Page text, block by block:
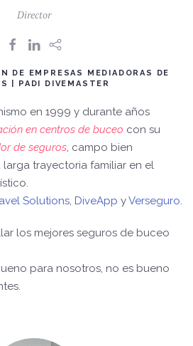
Director
DE EMPRESAS MEDIADORAS DE
| PADI DIVEMASTER
en 1999 y durante años
en centros de buceo con su
de seguros, campo bien
trayectoria familiar en el
Solutions, DiveApp yVerseguro.
los mejores seguros de buceo
para nosotros, no es bueno